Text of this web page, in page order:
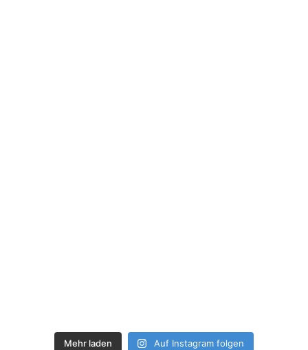
Mehr laden Auf Instagram folgen